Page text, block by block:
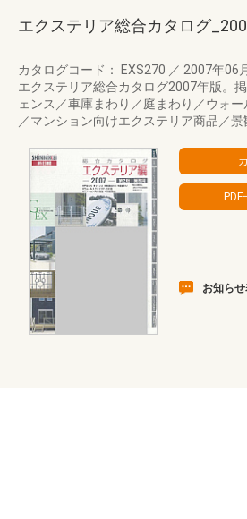
エクステリア総合カタログ
カタログコード： EXS270 ／ 2007年06
エクステリア総合カタログ2007年版。
ェンス／車庫まわり／庭まわり／ウォ
／マンション向けエクステリア商品／
お知ら